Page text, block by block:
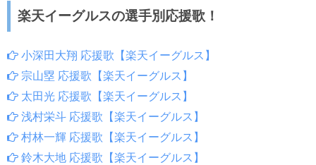
楽天イーグルスの選手別応援歌！
小深田大翔 応援歌【楽天イーグルス】
宗山塁 応援歌【楽天イーグルス】
太田光 応援歌【楽天イーグルス】
浅村栄斗 応援歌【楽天イーグルス】
村林一輝 応援歌【楽天イーグルス】
鈴木大地 応援歌【楽天イーグルス】